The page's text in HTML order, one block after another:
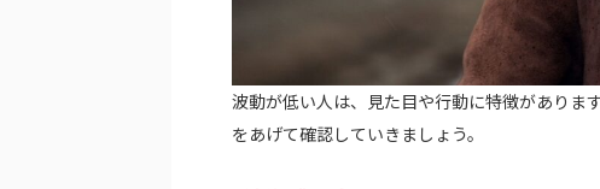
波動が低い人は、見た目や行動に特徴がありま
をあげて確認していきましょう。